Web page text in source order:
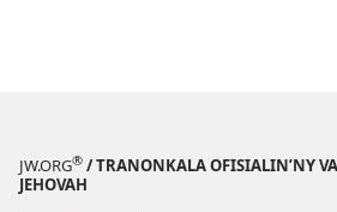
JW.ORG® / TRANONKALA OFISIALIN’NY
JEHOVAH